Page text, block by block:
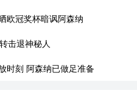
欧冠奖杯暗讽阿森纳
击退神秘人
时刻 阿森纳已做足准备